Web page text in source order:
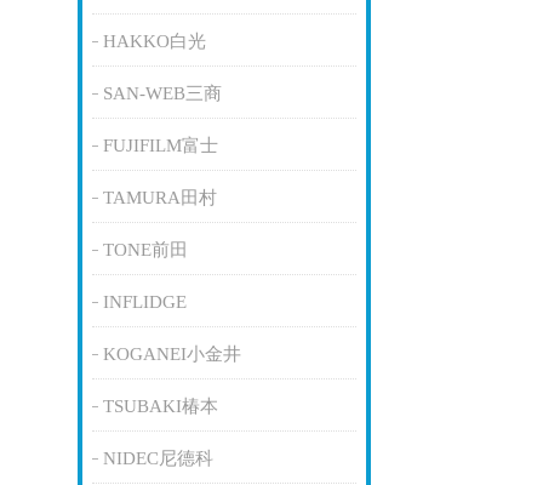
HAKKO白光
SAN-WEB三商
FUJIFILM富士
TAMURA田村
TONE前田
INFLIDGE
KOGANEI小金井
TSUBAKI椿本
NIDEC尼德科